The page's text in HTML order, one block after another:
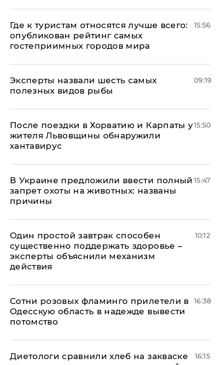
Где к туристам относятся лучше всего:
опубликован рейтинг самых
гостеприимных городов мира
15:56
Эксперты назвали шесть самых
полезных видов рыбы
09:19
После поездки в Хорватию и Карпаты у
жителя Львовщины обнаружили
хантавирус
15:50
В Украине предложили ввести полный
запрет охоты на животных: названы
причины
15:47
Один простой завтрак способен
существенно поддержать здоровье –
эксперты объяснили механизм
действия
10:12
Сотни розовых фламинго прилетели в
Одесскую область в надежде вывести
потомство
16:38
Диетологи сравнили хлеб на закваске
16:15